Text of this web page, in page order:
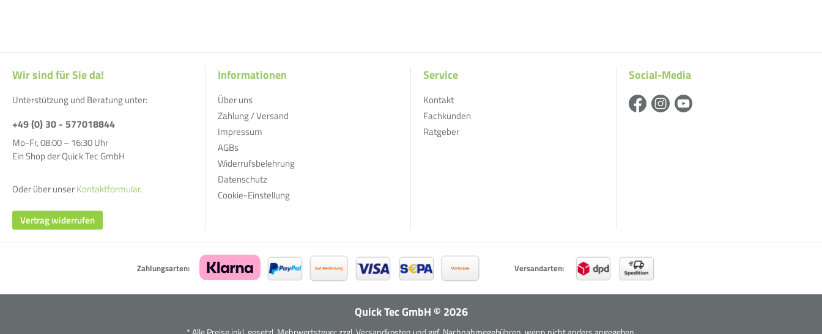
Wir sind für Sie da!
Unterstützung und Beratung unter:
+49 (0) 30 - 577018844
Mo-Fr, 08:00 – 16:30 Uhr
Ein Shop der Quick Tec GmbH
Oder über unserKontaktformular.
Vertrag widerrufen
Informationen
Über uns
Zahlung / Versand
Impressum
AGBs
Widerrufsbelehrung
Datenschutz
Cookie-Einstellung
Service
Kontakt
Fachkunden
Ratgeber
Social-Media
Zahlungsarten: Versandarten:
Quick Tec GmbH © 2026